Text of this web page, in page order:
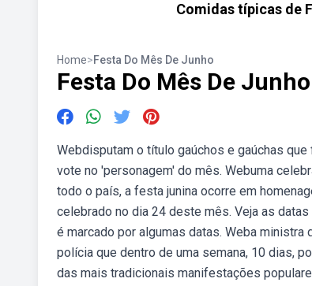
Comidas típicas de
Home>Festa Do Mês De Junho
Festa Do Mês De Junho
Webdisputam o título gaúchos e gaúchas
vote no 'personagem' do mês. Webuma
todo o país, a festa junina ocorre em
celebrado no dia 24 deste mês. Veja as
é marcado por algumas datas. Weba
polícia que dentro de uma semana, 10 dias,
das mais tradicionais manifestações